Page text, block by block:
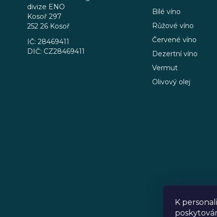
K
divize ENO
Kosoř 297
252 26 Kosoř
IČ: 28469411
DIČ: CZ28469411
Bílé víno
Růžové víno
Červené víno
Dezertní víno
Vermut
Olivový olej